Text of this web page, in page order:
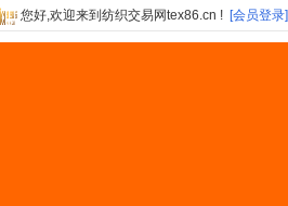
您好,欢迎来到纺织交易网tex86.cn ! [会员登录]